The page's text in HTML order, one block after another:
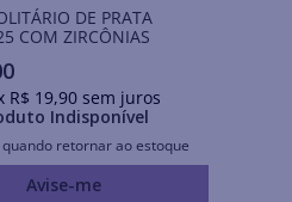
DE PRATA
COM ZIRCÔNIAS
R$ 19,90 sem juros
Indisponível
retornar ao estoque
Avise-me